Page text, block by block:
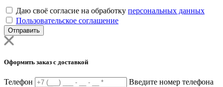
Даю своё согласие на обработку персональных данных
Пользовательское соглашение
Отправить
Оформить заказ с доставкой
Телефон Введите номер телефона